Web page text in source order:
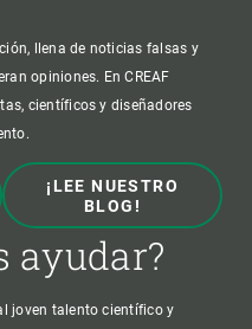
llena de noticias falsas y
opiniones. En CREAF
científicos y diseñadores
¡LEE NUESTRO
BLOG!
ayudar?
joven talento científico y